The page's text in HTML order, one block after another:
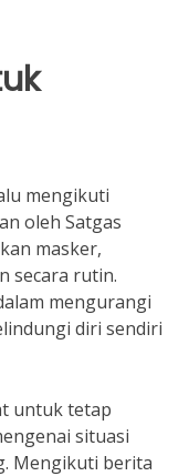
mengikuti
oleh Satgas
masker,
secara rutin.
mengurangi
diri sendiri
untuk tetap
situasi
Mengikuti berita